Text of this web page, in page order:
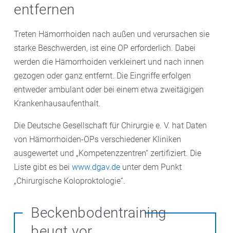
entfernen
Treten Hämorrhoiden nach außen und verursachen sie
starke Beschwerden, ist eine OP erforderlich. Dabei
werden die Hämorrhoiden verkleinert und nach innen
gezogen oder ganz entfernt. Die Eingriffe erfolgen
entweder ambulant oder bei einem etwa zweitägigen
Krankenhausaufenthalt.
Die Deutsche Gesellschaft für Chirurgie e. V. hat Daten
von Hämorrhoiden-OPs verschiedener Kliniken
ausgewertet und „Kompetenzzentren“ zertifiziert. Die
Liste gibt es bei www.dgav.de unter dem Punkt
„Chirurgische Koloproktologie“.
Beckenbodentraining